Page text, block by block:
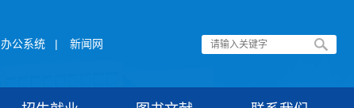
办公系统 | 新闻网